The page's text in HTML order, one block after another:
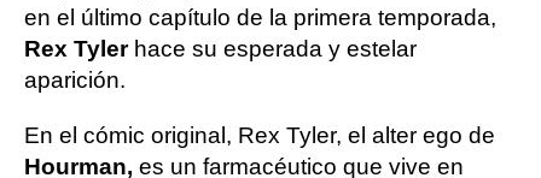
en el último capítulo de la primera temporada,
Rex Tylerhace su esperada y estelar
aparición.
En el cómic original, Rex Tyler, el alter ego de
Hourman, es un farmacéutico que vive en